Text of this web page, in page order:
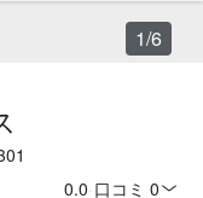
0.0 口コミ 0
1/6